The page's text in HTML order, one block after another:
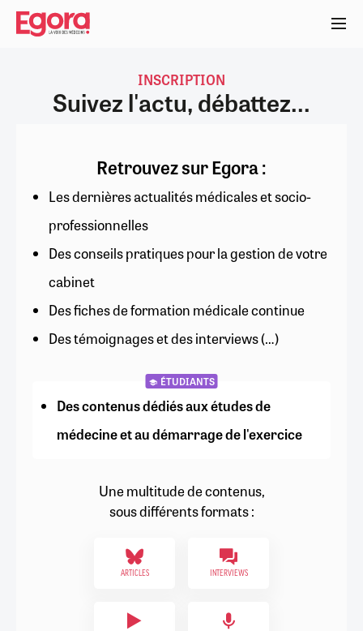
Aller
contenu
INSCRIPTION
Suivez l'actu, débattez...
Retrouvez sur Egora :
Les dernières actualités médicales et socio-
professionnelles
Des conseils pratiques pour la gestion de votre
cabinet
Des fiches de formation médicale continue
Des témoignages et des interviews (…)
ÉTUDIANTS
Des contenus dédiés aux études de
médecine et au démarrage de l'exercice
Une multitude de contenus,
sous différents formats :
ARTICLES INTERVIEWS